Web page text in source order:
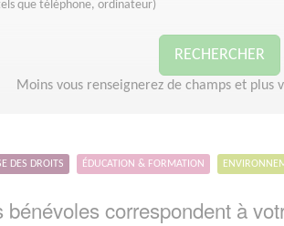
que téléphone, ordinateur)
RECHERCHER
Moins vous renseignerez de champs et plus
DES DROITS ÉDUCATION & FORMATION
bénévoles correspondent à